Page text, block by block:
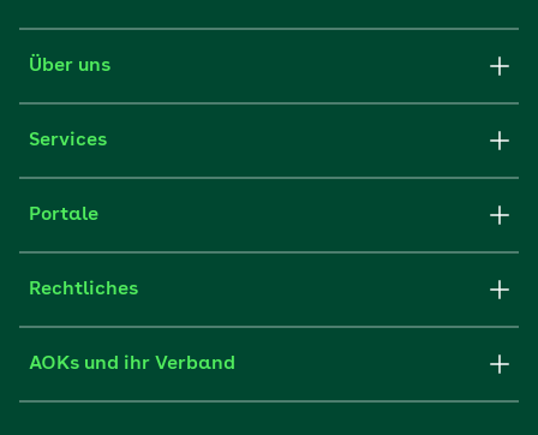
Über uns
Services
Portale
Rechtliches
AOKs und ihr Verband